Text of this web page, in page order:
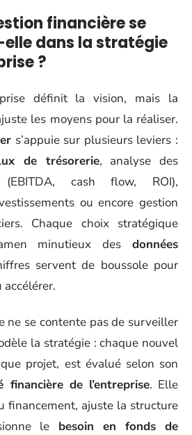
financière se
dans la stratégie
?
définit la vision, mais la
les moyens pour la réaliser.
s’appuie sur plusieurs leviers :
de trésorerie, analyse des
cash flow, ROI),
ou encore gestion
Chaque choix stratégique
minutieux des données
servent de boussole pour
accélérer.
ne se contente pas de surveiller
la stratégie : chaque nouvel
projet, est évalué selon son
financière de l’entreprise. Elle
financement, ajuste la structure
le besoin en fonds de